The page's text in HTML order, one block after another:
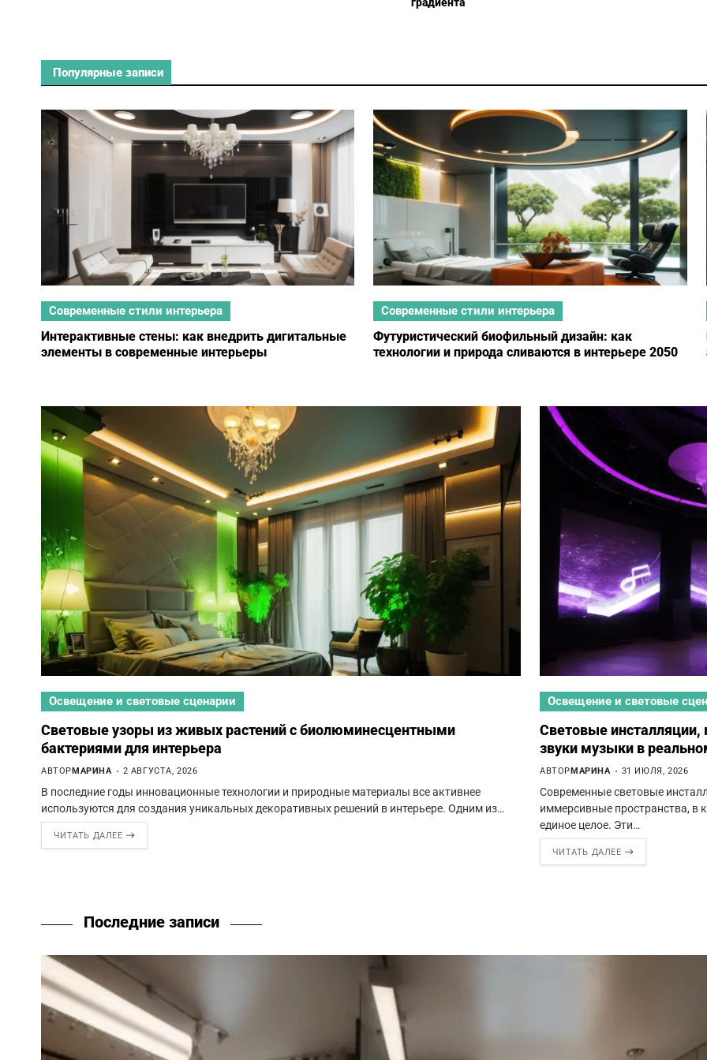
Популярные записи
Современные стили интерьера
Интерактивные стены: как внедрить дигитальные
элементы в современные интерьеры
Современные стили интерьера
Футуристический биофильный дизайн: как
технологии и природа сливаются в интерьере 2050
Освещение и световые сценарии
Световые узоры из живых растений с биолюминесцентными
бактериями для интерьера
АВТОР МАРИНА 2 АВГУСТА, 2026
В последние годы инновационные технологии и природные материалы все активнее
используются для создания уникальных декоративных решений в интерьере. Одним из…
ЧИТАТЬ ДАЛЕЕ
Освещение и световые
Световые инсталляции,
звуки музыки в
АВТОР МАРИНА 31 ИЮЛЯ, 2026
Современные световые
иммерсивные пространства, в
единое целое. Эти…
ЧИТАТЬ ДАЛЕЕ
Последние записи